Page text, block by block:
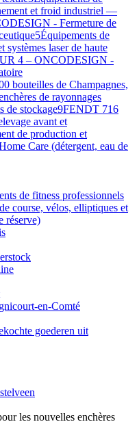
et froid industriel —
- Fermeture de
5Équipements de
systèmes laser de haute
4 – ONCODESIGN -
bouteilles de Champagnes,
de rayonnages
de stockage9FENDT 716
avant et
de production et
Care (détergent, eau de
de fitness professionnels
course, vélos, elliptiques et
réserve)
en-Comté
goederen uit
les nouvelles enchères